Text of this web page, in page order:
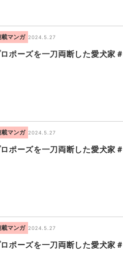
載マンガ 2024.5.27
ポーズを一刀両断した愛犬家
載マンガ 2024.5.27
ポーズを一刀両断した愛犬家
載マンガ 2024.5.27
ポーズを一刀両断した愛犬家